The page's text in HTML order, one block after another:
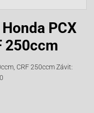
PCX
250ccm
CRF 250ccm Závit: